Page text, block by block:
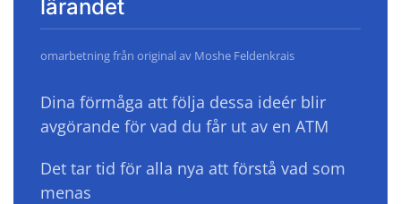
lärandet
omarbetning från original av Moshe Feldenkrais
Dina förmåga att följa dessa ideér blir
avgörande för vad du får ut av en ATM
Det tar tid för alla nya att förstå vad som
menas